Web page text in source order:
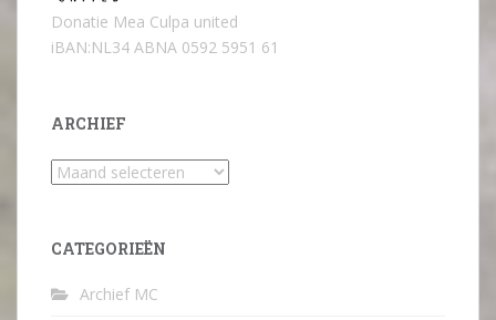
Donatie Mea Culpa united
iBAN:NL34 ABNA 0592 5951 61
ARCHIEF
Archief
CATEGORIEËN
Archief MC